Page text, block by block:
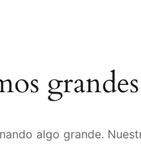
algo grande.